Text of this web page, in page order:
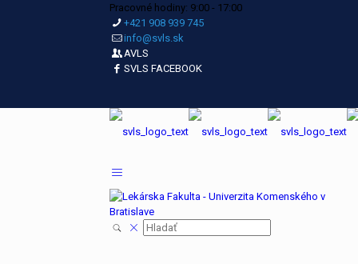
Pracovné hodiny: 9:00 - 17:00
+421 908 939 745
info@svls.sk
AVLS
SVLS FACEBOOK